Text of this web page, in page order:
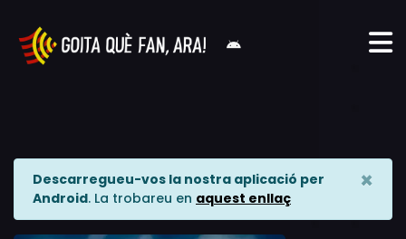
Descarregueu-vos la nostra aplicació per
Android. La trobareu en aquest enllaç
×